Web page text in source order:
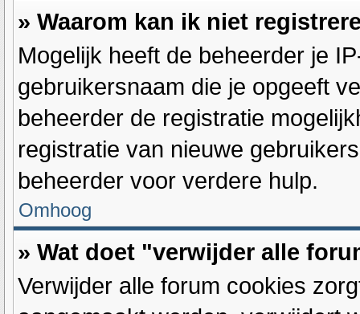
» Waarom kan ik niet
Mogelijk heeft de beheerder je
gebruikersnaam die je opgeeft
beheerder de registratie
registratie van nieuwe
beheerder voor verdere hulp.
Omhoog
» Wat doet "verwijder alle
Verwijder alle forum cookies